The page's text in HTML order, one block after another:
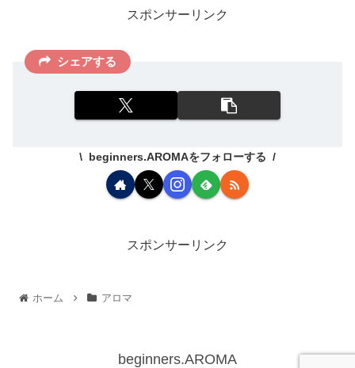
スポンサーリンク
シェアする
beginners.AROMAをフォローする
スポンサーリンク
ホーム アロマ
beginners.AROMA